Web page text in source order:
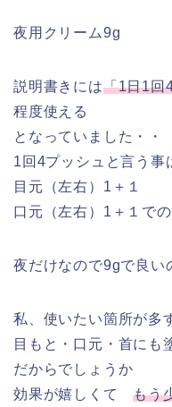
夜用クリーム9g
説明書きには「1日1回
程度使える
となっていました・・
1回4プッシュと言う事
目元（左右）1＋１
口元（左右）1＋１で
夜だけなので9gで良い
私、使いたい箇所が多
目もと・口元・首にも
だからでしょうか
効果が嬉しくてもう